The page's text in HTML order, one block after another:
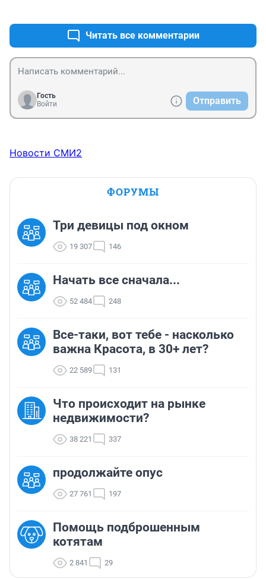
Читать все комментарии
Гость
Войти
Отправить
Новости СМИ2
ФОРУМЫ
Три девицы под окном
19 307 146
Начать все сначала...
52 484 248
Все-таки, вот тебе - насколько
важна Красота, в 30+ лет?
22 589 131
Что происходит на рынке
недвижимости?
38 221 337
продолжайте опус
27 761 197
Помощь подброшенным
котятам
2 841 29